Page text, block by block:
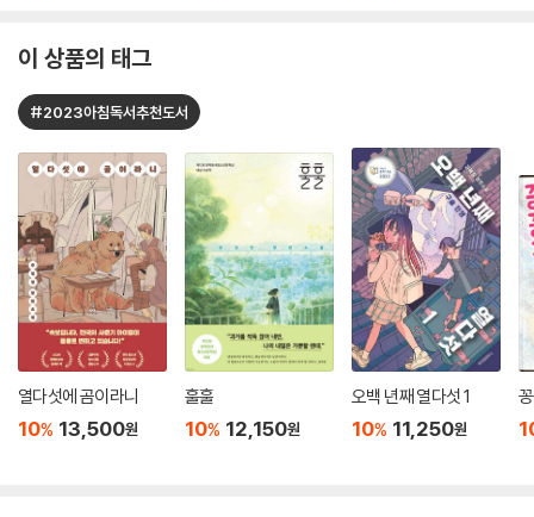
이 상품의 태그
#2023아침독서추천도서
열다섯에 곰이라니
10% 13,500원
훌훌
10% 12,150원
오백 년째 열다섯 1
10% 11,250원